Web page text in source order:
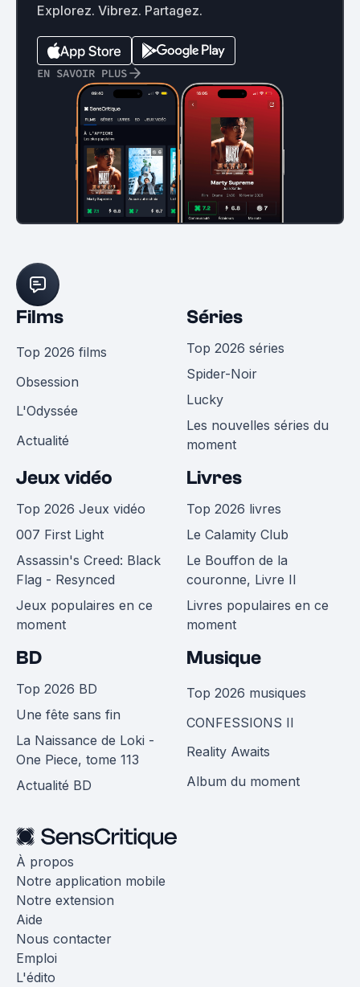
Explorez. Vibrez. Partagez.
EN SAVOIR PLUS
Films
Top 2026 films
Obsession
L'Odyssée
Actualité
Séries
Top 2026 séries
Spider-Noir
Lucky
Les nouvelles séries du
moment
Jeux vidéo
Top 2026 Jeux vidéo
007 First Light
Assassin's Creed: Black
Flag - Resynced
Jeux populaires en ce
moment
Livres
Top 2026 livres
Le Calamity Club
Le Bouffon de la
couronne, Livre II
Livres populaires en ce
moment
BD
Top 2026 BD
Une fête sans fin
La Naissance de Loki -
One Piece, tome 113
Actualité BD
Musique
Top 2026 musiques
CONFESSIONS II
Reality Awaits
Album du moment
À propos
Notre application mobile
Notre extension
Aide
Nous contacter
Emploi
L'édito